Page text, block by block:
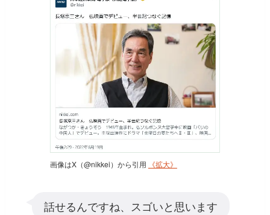
画像はX（@nikkei）から引用 《拡大》
話せるんですね、スゴいと思います